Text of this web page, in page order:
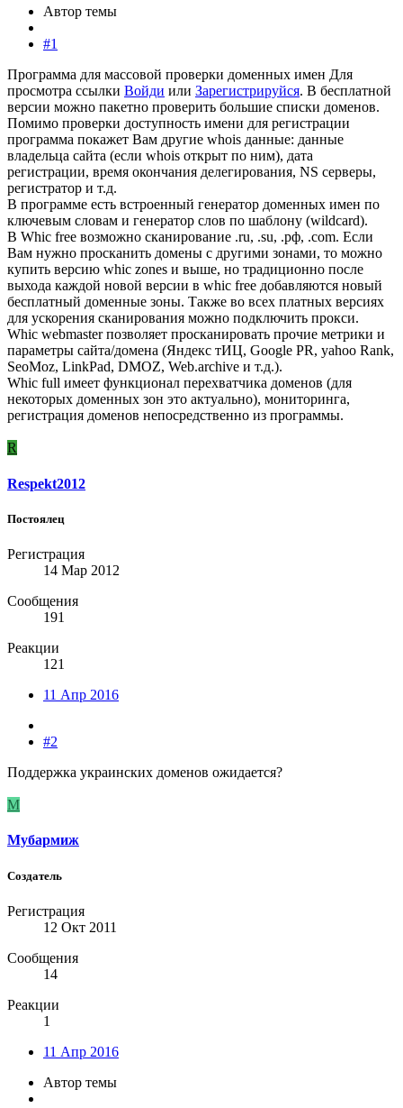
Автор темы
#1
Программа для массовой проверки доменных имен Для
просмотра ссылки Войди или Зарегистрируйся. В бесплатной
версии можно пакетно проверить большие списки доменов.
Помимо проверки доступность имени для регистрации
программа покажет Вам другие whois данные: данные
владельца сайта (если whois открыт по ним), дата
регистрации, время окончания делегирования, NS серверы,
регистратор и т.д.
В программе есть встроенный генератор доменных имен по
ключевым словам и генератор слов по шаблону (wildcard).
В Whic free возможно сканирование .ru, .su, .рф, .com. Если
Вам нужно просканить домены с другими зонами, то можно
купить версию whic zones и выше, но традиционно после
выхода каждой новой версии в whic free добавляются новый
бесплатный доменные зоны. Также во всех платных версиях
для ускорения сканирования можно подключить прокси.
Whic webmaster позволяет просканировать прочие метрики и
параметры сайта/домена (Яндекс тИЦ, Google PR, yahoo Rank,
SeoMoz, LinkPad, DMOZ, Web.archive и т.д.).
Whic full имеет функционал перехватчика доменов (для
некоторых доменных зон это актуально), мониторинга,
регистрация доменов непосредственно из программы.
R
Respekt2012
Постоялец
Регистрация
14 Мар 2012
Сообщения
191
Реакции
121
11 Апр 2016
#2
Поддержка украинских доменов ожидается?
М
Мубармиж
Создатель
Регистрация
12 Окт 2011
Сообщения
14
Реакции
1
11 Апр 2016
Автор темы